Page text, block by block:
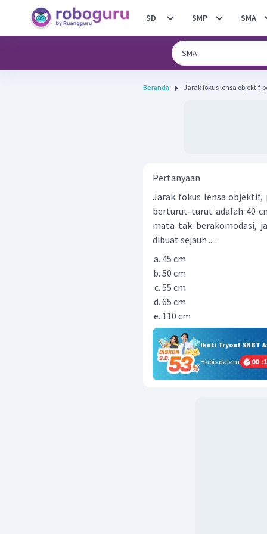
SD SMP SMA
Beranda Jarak fokus lensa objektif,
Pertanyaan
Jarak fokus lensa
berturut-turut adalah 40
mata tak berakomodasi,
dibuat sejauh ....
45 cm
50 cm
55 cm
65 cm
110 cm
Ikuti Tryout SNBT
Habis dalam
00 :